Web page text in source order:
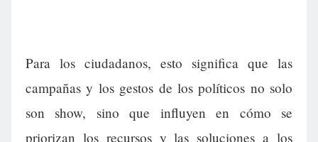
Para los ciudadanos, esto significa que las
campañas y los gestos de los políticos no solo
son show, sino que influyen en cómo se
priorizan los recursos y las soluciones a los